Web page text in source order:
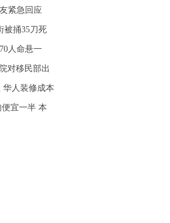
紧急回应
被捅35刀死
人命悬一
对移民部出
华人装修成本
宜一半 本